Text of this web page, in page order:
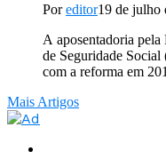
Poreditor19 de julho
A aposentadoria
de Seguridade
com a reforma em
Mais Artigos